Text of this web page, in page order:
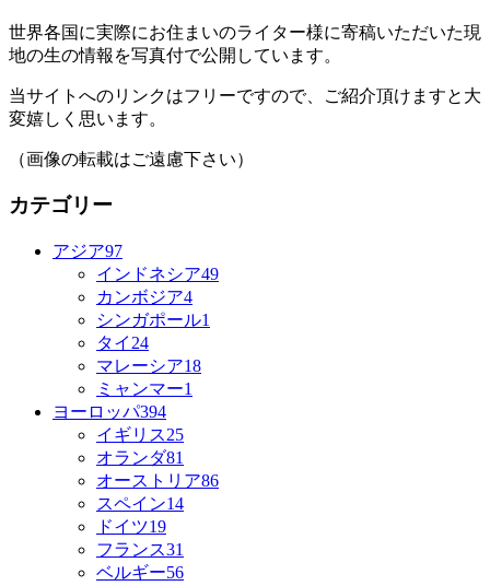
世界各国に実際にお住まいのライター様に寄稿いただいた現
地の生の情報を写真付で公開しています。
当サイトへのリンクはフリーですので、ご紹介頂けますと大
変嬉しく思います。
（画像の転載はご遠慮下さい）
カテゴリー
アジア97
インドネシア49
カンボジア4
シンガポール1
タイ 24
マレーシア18
ミャンマー1
ヨーロッパ394
イギリス25
オランダ81
オーストリア86
スペイン14
ドイツ19
フランス31
ベルギー56